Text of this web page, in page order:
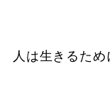
人は生きるため